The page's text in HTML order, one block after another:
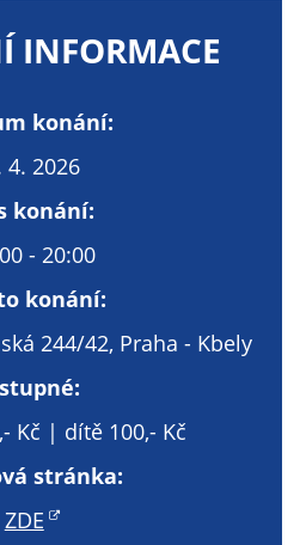
INFORMACE
konání:
4. 2026
konání:
- 20:00
konání:
244/42, Praha - Kbely
Kč | dítě 100,- Kč
stránka:
ZDE
Technické
cookies
cookies jsou
nezbytné pro
fungování
webu a všech
funkcí, které
nabízí.
Váš souhlas s
využitím